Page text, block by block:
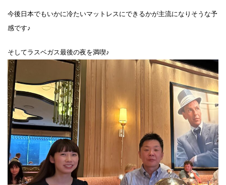
今後日本でもいかに冷たいマットレスにできるかが主流になりそうな予
感です♪
そしてラスベガス最後の夜を満喫♪